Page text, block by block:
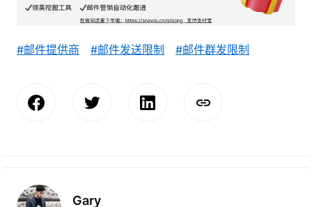
#邮件提供商 #邮件发送限制 #邮件群发限制
Gary